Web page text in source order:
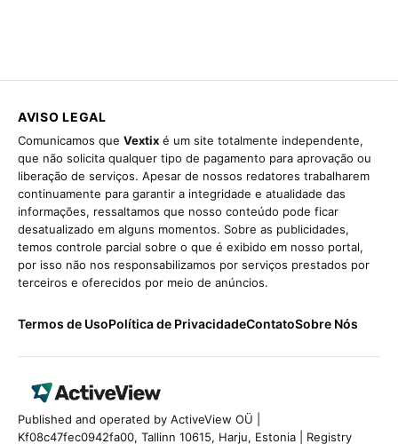
AVISO LEGAL
Comunicamos que Vextix é um site totalmente independente,
que não solicita qualquer tipo de pagamento para aprovação ou
liberação de serviços. Apesar de nossos redatores trabalharem
continuamente para garantir a integridade e atualidade das
informações, ressaltamos que nosso conteúdo pode ficar
desatualizado em alguns momentos. Sobre as publicidades,
temos controle parcial sobre o que é exibido em nosso portal,
por isso não nos responsabilizamos por serviços prestados por
terceiros e oferecidos por meio de anúncios.
Termos de UsoPolítica de PrivacidadeContatoSobre Nós
Published and operated by ActiveView OÜ |
Kf08c47fec0942fa00, Tallinn 10615, Harju, Estonia | Registry